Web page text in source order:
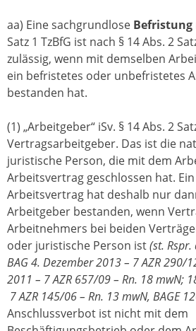
aa) Eine sachgrundlose Befristung
Satz 1 TzBfG ist nach § 14 Abs. 2
zulässig, wenn mit demselben
ein befristetes oder unbefristetes
bestanden hat.
(1) „Arbeitgeber“ iSv. § 14 Abs. 2
Vertragsarbeitgeber. Das ist die
juristische Person, die mit dem
Arbeitsvertrag geschlossen hat.
Arbeitsvertrag hat deshalb nur
Arbeitgeber bestanden, wenn
Arbeitnehmers bei beiden
oder juristische Person ist(st. Rspr.
BAG 4. Dezember 2013 – 7 AZR 290/
2011 – 7 AZR 657/09 – Rn. 18 mwN;
7 AZR 145/06 – Rn. 13 mwN, BAGE
Anschlussverbot ist nicht mit dem